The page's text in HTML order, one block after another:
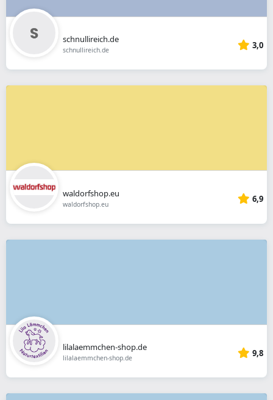
schnullireich.de
schnullireich.de 3,0
waldorfshop.eu
waldorfshop.eu 6,9
lilalaemmchen-shop.de
lilalaemmchen-shop.de 9,8